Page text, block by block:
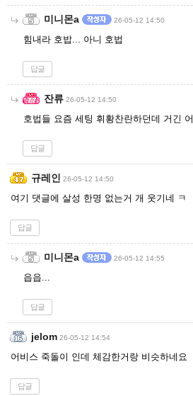
미니몬a 26-05-12 14:50
힘내라 호밥... 아니 호법
답글
잔류 26-05-12 14:50
호법들 요즘 세팅 휘황찬란하던데 거긴
답글
규레인 26-05-12 14:50
여기 댓글에 살성 한명 없는거 개 웃기네 ㅋ
답글
미니몬a 26-05-12 14:55
읍읍...
답글
jelom 26-05-12 14:54
어비스 죽돌이 인데 체감한거랑 비슷하네요
답글